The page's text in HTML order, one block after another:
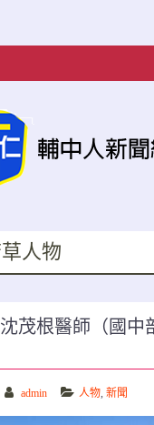
人物
茂根醫師（國中
admin 人物, 新聞